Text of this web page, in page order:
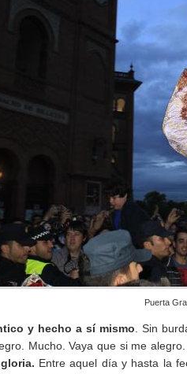
Puerta
y hecho a sí mismo . Sin
Mucho. Vaya que si me
Entre aquel día y hasta la